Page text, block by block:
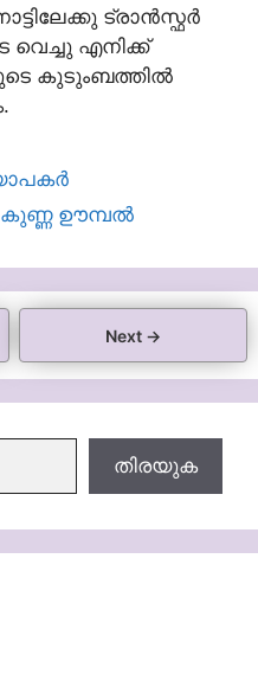
ട്രാൻസ്ഫർ
എനിക്ക്
കുടുംബത്തിൽ
കുണ്ണ ഊമ്പൽ
Next →
തിരയുക